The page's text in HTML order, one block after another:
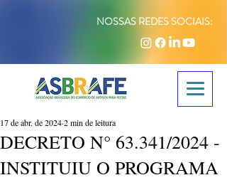
NOSSAS REDES SOCIAIS:
DECRETO N° 63.341/2024 -
INSTITUIU O PROGRAMA
17 de abr. de 20242 min de leitura